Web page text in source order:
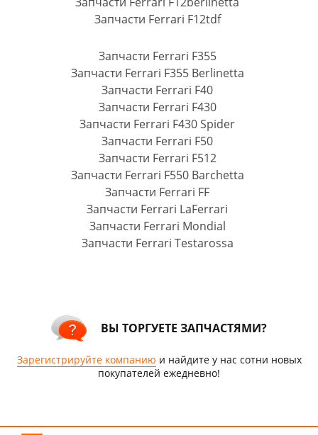
Запчасти Ferrari F12tdf
Запчасти Ferrari F355
Запчасти Ferrari F355 Berlinetta
Запчасти Ferrari F40
Запчасти Ferrari F430
Запчасти Ferrari F430 Spider
Запчасти Ferrari F50
Запчасти Ferrari F512
Запчасти Ferrari F550 Barchetta
Запчасти Ferrari FF
Запчасти Ferrari LaFerrari
Запчасти Ferrari Mondial
Запчасти Ferrari Testarossa
ВЫ ТОРГУЕТЕ ЗАПЧАСТЯМИ?
Зарегистрируйте компанию и найдите у нас сотни новых
покупателей ежедневно!